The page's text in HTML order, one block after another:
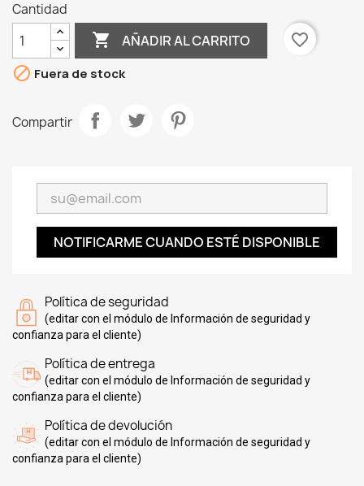
Cantidad
 AÑADIR AL CARRITO
favorite_border
 Fuera de stock
Compartir
NOTIFICARME CUANDO ESTÉ DISPONIBLE
Política de seguridad
(editar con el módulo de Información de seguridad y
confianza para el cliente)
Política de entrega
(editar con el módulo de Información de seguridad y
confianza para el cliente)
Política de devolución
(editar con el módulo de Información de seguridad y
confianza para el cliente)